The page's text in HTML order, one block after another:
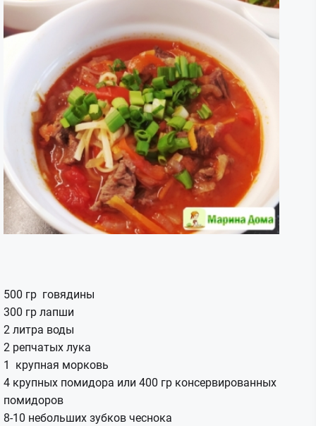
500 гр говядины
300 гр лапши
2 литра воды
2 репчатых лука
1 крупная морковь
4 крупных помидора или 400 гр консервированных
помидоров
8-10 небольших зубков чеснока